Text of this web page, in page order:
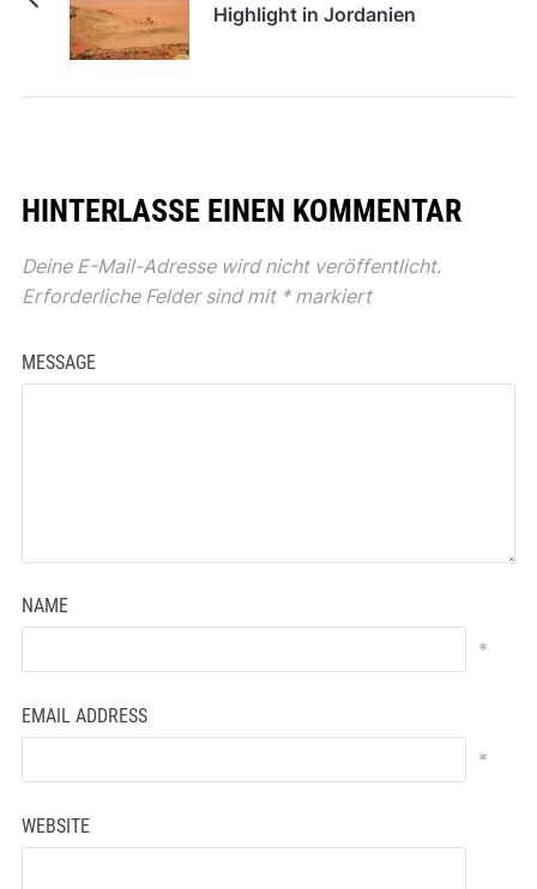
Highlight in Jordanien
HINTERLASSE EINEN KOMMENTAR
Deine E-Mail-Adresse wird nicht veröffentlicht.
Erforderliche Felder sind mit *markiert
MESSAGE
NAME
*
EMAIL ADDRESS
*
WEBSITE